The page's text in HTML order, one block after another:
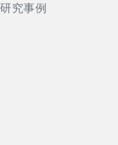
究事例